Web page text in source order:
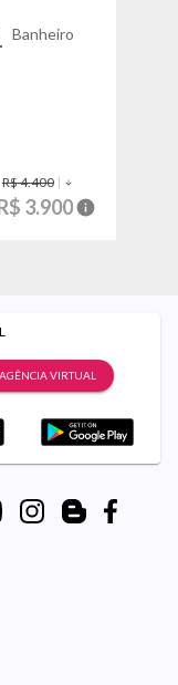
Banheiro
R$ 4.400
3.900
AGÊNCIA VIRTUAL